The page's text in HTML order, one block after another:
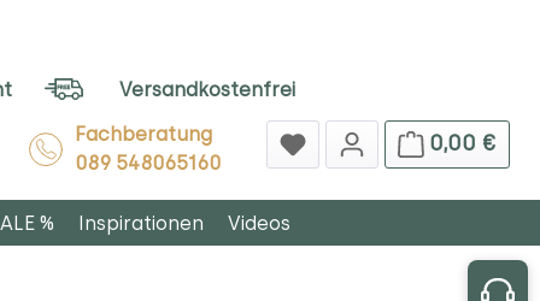
Versandkostenfrei
Fachberatung
089 548065160
0,00 €
% Inspirationen Videos